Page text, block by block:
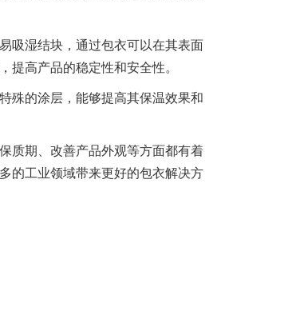
吸湿结块，通过包衣可以在其表面
提高产品的稳定性和安全性。
殊的涂层，能够提高其保温效果和
质期、改善产品外观等方面都有着
的工业领域带来更好的包衣解决方